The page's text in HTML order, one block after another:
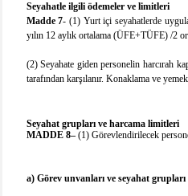
Seyahatle ilgili ödemeler ve limitleri
Madde 7- (1) Yurt içi seyahatlerde
yılın 12 aylık ortalama (ÜFE+TÜFE) /2
(2) Seyahate giden personelin harcırah
tarafından karşılanır. Konaklama ve
Seyahat grupları ve harcama limitleri
MADDE 8– (1) Görevlendirilecek
a) Görev unvanları ve seyahat grupları